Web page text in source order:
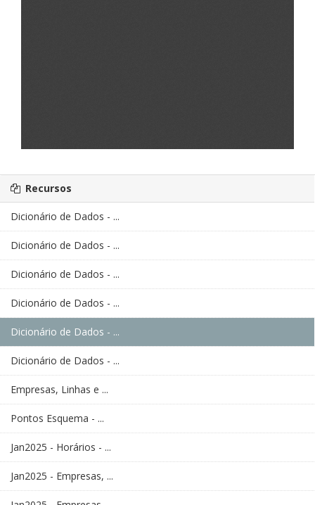
Recursos
Dicionário de Dados - ...
Dicionário de Dados - ...
Dicionário de Dados - ...
Dicionário de Dados - ...
Dicionário de Dados - ...
Dicionário de Dados - ...
Empresas, Linhas e ...
Pontos Esquema - ...
Jan2025 - Horários - ...
Jan2025 - Empresas, ...